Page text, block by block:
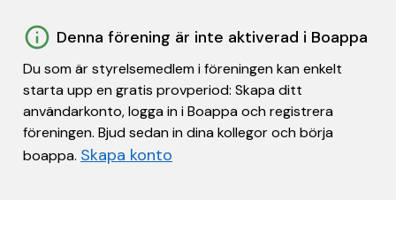
Denna förening är inte aktiverad i Boappa
Du som är styrelsemedlem i föreningen kan enkelt
starta upp en gratis provperiod: Skapa ditt
användarkonto, logga in i Boappa och registrera
föreningen. Bjud sedan in dina kollegor och börja
boappa. Skapa konto